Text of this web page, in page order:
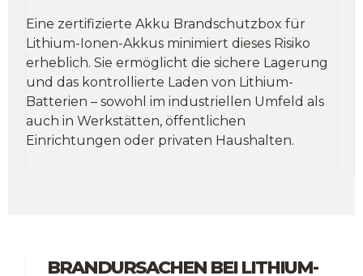
Eine zertifizierte Akku Brandschutzbox für
Lithium-Ionen-Akkus minimiert dieses Risiko
erheblich. Sie ermöglicht die sichere Lagerung
und das kontrollierte Laden von Lithium-
Batterien – sowohl im industriellen Umfeld als
auch in Werkstätten, öffentlichen
Einrichtungen oder privaten Haushalten.
BRANDURSACHEN BEI LITHIUM-